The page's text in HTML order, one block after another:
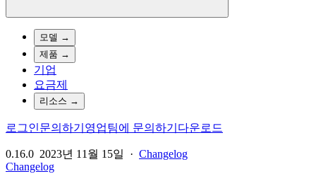
모델 →
제품 →
기업
요금제
리소스 →
로그인문의하기 영업팀에 문의하기 다운로드
0.16.0 2023년 11월 15일 · Changelog
Changelog